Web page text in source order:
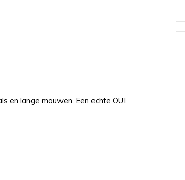
en lange mouwen. Een echte OUI